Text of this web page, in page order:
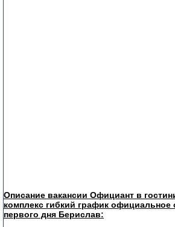
Описание вакансии Официант в
комплекс гибкий график
первого дня Берислав: